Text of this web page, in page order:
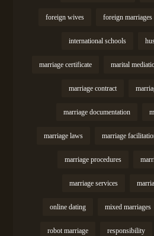
foreign marriages
foreign wives
international schools
marital
marriage certificate
marriage contract
marriage documentation
marriage
marriage laws
marriage procedures
marriage services
mixed marriages
online dating
responsibility
robot marriage